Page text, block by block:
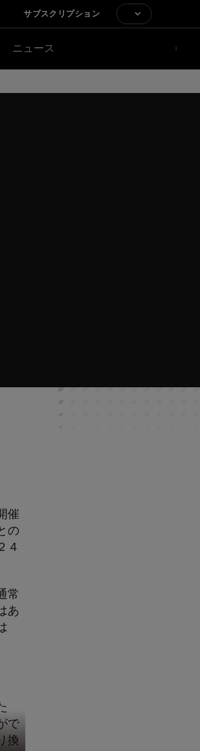
サブスクリプション
ニュース
催
の
４
常
あ
で
換